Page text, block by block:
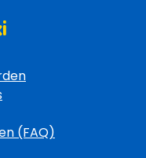
(FAQ)